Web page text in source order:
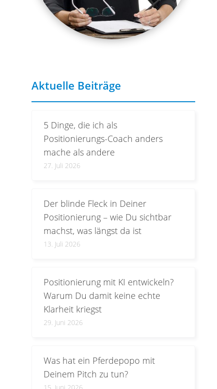
Aktuelle Beiträge
5 Dinge, die ich als
Positionierungs-Coach anders
mache als andere
27. Juli 2026
Der blinde Fleck in Deiner
Positionierung – wie Du sichtbar
machst, was längst da ist
13. Juli 2026
Positionierung mit KI entwickeln?
Warum Du damit keine echte
Klarheit kriegst
29. Juni 2026
Was hat ein Pferdepopo mit
Deinem Pitch zu tun?